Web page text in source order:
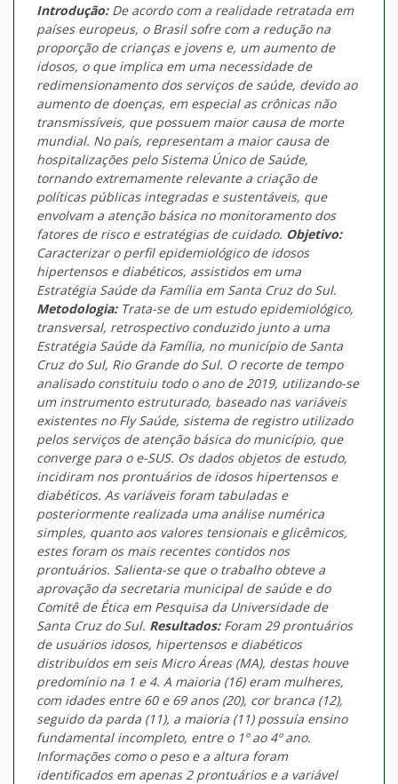
Introdução: De acordo com a realidade retratada em
países europeus, o Brasil sofre com a redução na
proporção de crianças e jovens e, um aumento de
idosos, o que implica em uma necessidade de
redimensionamento dos serviços de saúde, devido ao
aumento de doenças, em especial as crônicas não
transmissíveis, que possuem maior causa de morte
mundial. No país, representam a maior causa de
hospitalizações pelo Sistema Único de Saúde,
tornando extremamente relevante a criação de
políticas públicas integradas e sustentáveis, que
envolvam a atenção básica no monitoramento dos
fatores de risco e estratégias de cuidado. Objetivo:
Caracterizar o perfil epidemiológico de idosos
hipertensos e diabéticos, assistidos em uma
Estratégia Saúde da Família em Santa Cruz do Sul.
Metodologia: Trata-se de um estudo epidemiológico,
transversal, retrospectivo conduzido junto a uma
Estratégia Saúde da Família, no município de Santa
Cruz do Sul, Rio Grande do Sul. O recorte de tempo
analisado constituiu todo o ano de 2019, utilizando-se
um instrumento estruturado, baseado nas variáveis
existentes no Fly Saúde, sistema de registro utilizado
pelos serviços de atenção básica do município, que
converge para o e-SUS. Os dados objetos de estudo,
incidiram nos prontuários de idosos hipertensos e
diabéticos. As variáveis foram tabuladas e
posteriormente realizada uma análise numérica
simples, quanto aos valores tensionais e glicêmicos,
estes foram os mais recentes contidos nos
prontuários. Salienta-se que o trabalho obteve a
aprovação da secretaria municipal de saúde e do
Comitê de Ética em Pesquisa da Universidade de
Santa Cruz do Sul. Resultados: Foram 29 prontuários
de usuários idosos, hipertensos e diabéticos
distribuídos em seis Micro Áreas (MA), destas houve
predomínio na 1 e 4. A maioria (16) eram mulheres,
com idades entre 60 e 69 anos (20), cor branca (12),
seguido da parda (11), a maioria (11) possuía ensino
fundamental incompleto, entre o 1º ao 4º ano.
Informações como o peso e a altura foram
identificados em apenas 2 prontuários e a variável